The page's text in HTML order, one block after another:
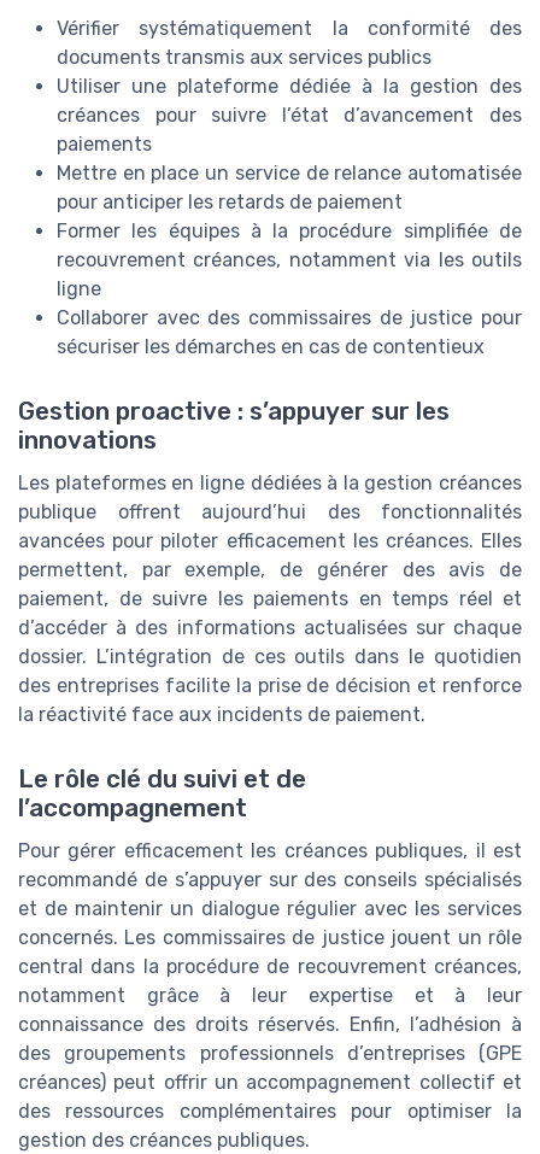
Vérifier systématiquement la conformité des
documents transmis aux services publics
Utiliser une plateforme dédiée à la gestion des
créances pour suivre l’état d’avancement des
paiements
Mettre en place un service de relance automatisée
pour anticiper les retards de paiement
Former les équipes à la procédure simplifiée de
recouvrement créances, notamment via les outils
ligne
Collaborer avec des commissaires de justice pour
sécuriser les démarches en cas de contentieux
Gestion proactive : s’appuyer sur les
innovations
Les plateformes en ligne dédiées à la gestion créances
publique offrent aujourd’hui des fonctionnalités
avancées pour piloter efficacement les créances. Elles
permettent, par exemple, de générer des avis de
paiement, de suivre les paiements en temps réel et
d’accéder à des informations actualisées sur chaque
dossier. L’intégration de ces outils dans le quotidien
des entreprises facilite la prise de décision et renforce
la réactivité face aux incidents de paiement.
Le rôle clé du suivi et de
l’accompagnement
Pour gérer efficacement les créances publiques, il est
recommandé de s’appuyer sur des conseils spécialisés
et de maintenir un dialogue régulier avec les services
concernés. Les commissaires de justice jouent un rôle
central dans la procédure de recouvrement créances,
notamment grâce à leur expertise et à leur
connaissance des droits réservés. Enfin, l’adhésion à
des groupements professionnels d’entreprises (GPE
créances) peut offrir un accompagnement collectif et
des ressources complémentaires pour optimiser la
gestion des créances publiques.